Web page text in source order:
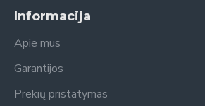
Informacija
Apie mus
Garantijos
Prekių pristatymas